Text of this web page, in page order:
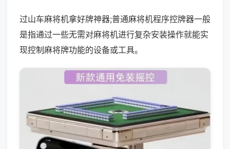
过山车麻将机拿好牌神器;普通麻将机程序控牌器一般
是指通过一些无需对麻将机进行复杂安装操作就能实
现控制麻将牌功能的设备或工具。